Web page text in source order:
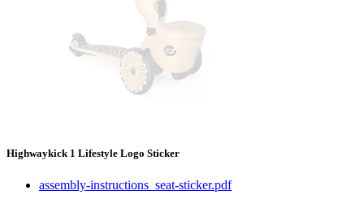
Highwaykick 1 Lifestyle Logo Sticker
assembly-instructions_seat-sticker.pdf